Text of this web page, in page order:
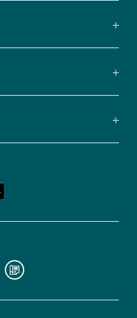
comerciales
personalizadas
parte
Redoute.
de
en
cualquier
Para
información,
puedes
nuestra